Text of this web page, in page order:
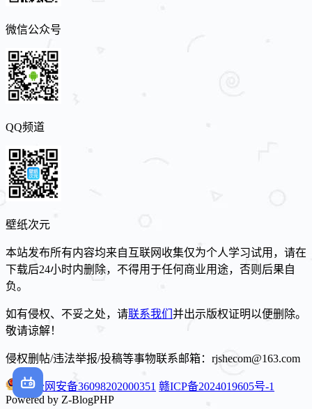
微信公众号
QQ频道
壁纸次元
本站发布所有内容均来自互联网收集仅为个人学习试用，请在
下载后24小时内删除，不得用于任何商业用途，否则后果自
负。
如有侵权、不妥之处，请联系我们 并出示版权证明以便删除。
敬请谅解！
侵权删帖/违法举报/投稿等事物联系邮箱：rjshecom@163.com
赣公网安备36098202000351 赣ICP备2024019605号-1
Powered by Z-BlogPHP